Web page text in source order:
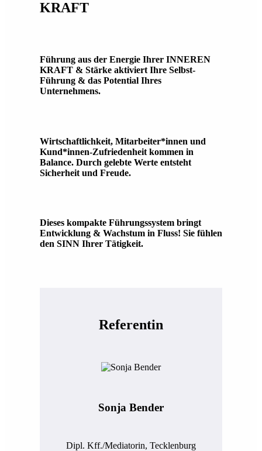
KRAFT
Führung aus der Energie Ihrer INNEREN
KRAFT & Stärke aktiviert Ihre Selbst-
Führung & das Potential Ihres
Unternehmens.
Wirtschaftlichkeit, Mitarbeiter*innen und
Kund*innen-Zufriedenheit kommen in
Balance. Durch gelebte Werte entsteht
Sicherheit und Freude.
Dieses kompakte Führungssystem bringt
Entwicklung & Wachstum in Fluss! Sie fühlen
den SINN Ihrer Tätigkeit.
Referentin
Sonja Bender
Dipl. Kff./Mediatorin, Tecklenburg